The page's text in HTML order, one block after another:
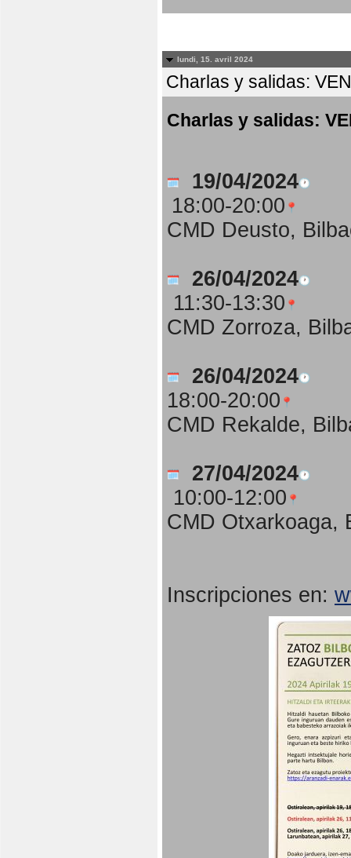
lundi, 15. avril 2024
Charlas y salidas:
Charlas y salidas:
19/04/2024
18:00-20:00
CMD Deusto,
26/04/2024
11:30-13:30
CMD Zorroza,
26/04/2024
18:00-20:00
CMD Rekalde,
27/04/2024
10:00-12:00
CMD Otxarkoaga,
Inscripciones en: